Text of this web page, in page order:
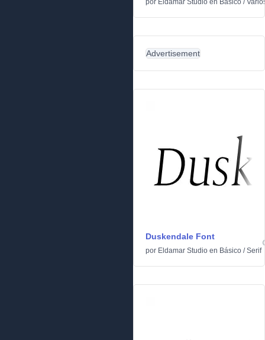
por Eldamar Studio en Básico /
Advertisement
Duskendale Font
por Eldamar Studio en Básico /Serif